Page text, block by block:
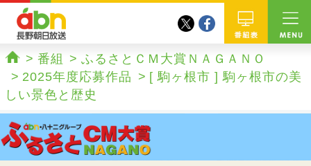
twitterfacebook
ホーム
番組
ふるさとＣＭ大賞ＮＡＧＡＮＯ
2025年度応募作品
[ 駒ヶ根市 ] 駒ヶ根市の美
しい景色と歴史